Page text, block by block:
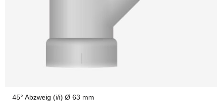
45° Abzweig (i/i) Ø 63 mm